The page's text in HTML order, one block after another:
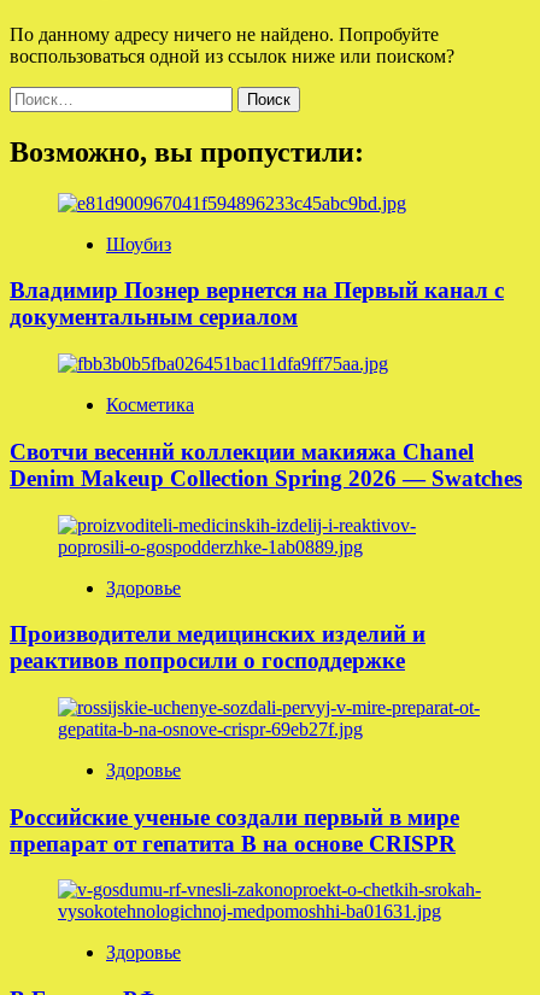
По данному адресу ничего не найдено. Попробуйте
воспользоваться одной из ссылок ниже или поиском?
Найти:
Возможно, вы пропустили:
Шоубиз
Владимир Познер вернется на Первый канал с
документальным сериалом
Косметика
Свотчи весеннй коллекции макияжа Chanel
Denim Makeup Collection Spring 2026 — Swatches
Здоровье
Производители медицинских изделий и
реактивов попросили о господдержке
Здоровье
Российские ученые создали первый в мире
препарат от гепатита B на основе CRISPR
Здоровье